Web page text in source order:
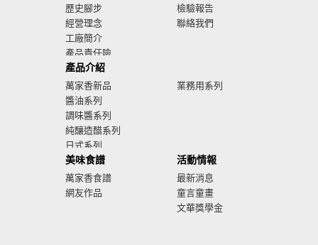
歷史腳步
經營理念
工廠簡介
產品責任險
廣告影音
產品介紹
萬家香新品
醬油系列
調味醬系列
純釀造醋系列
日式系列
業務用系列
美味食譜
萬家香食譜
網友作品
檢驗報告
聯絡我們
活動情報
最新消息
童言童畫
文華獎學金